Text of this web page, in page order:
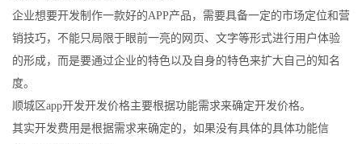
企业想要开发制作一款好的APP产品，需要具备一定的市场定位和营
销技巧，不能只局限于眼前一亮的网页、文字等形式进行用户体验
的形成，而是要通过企业的特色以及自身的特色来扩大自己的知名
度。
顺城区app开发开发价格主要根据功能需求来确定开发价格。
其实开发费用是根据需求来确定的，如果没有具体的具体功能信